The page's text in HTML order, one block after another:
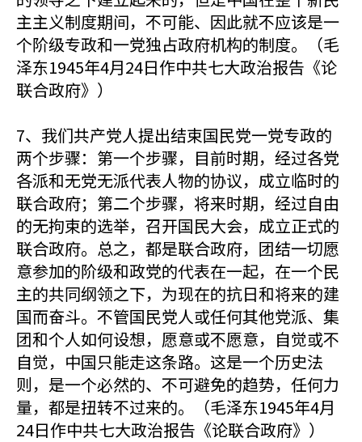
主主义制度期间，不可能、因此就不应该是一
个阶级专政和一党独占政府机构的制度。（毛
泽东1945年4月24日作中共七大政治报告《论
联合政府》）
7、我们共产党人提出结束国民党一党专政的
两个步骤：第一个步骤，目前时期，经过各党
各派和无党无派代表人物的协议，成立临时的
联合政府；第二个步骤，将来时期，经过自由
的无拘束的选举，召开国民大会，成立正式的
联合政府。总之，都是联合政府，团结一切愿
意参加的阶级和政党的代表在一起，在一个民
主的共同纲领之下，为现在的抗日和将来的建
国而奋斗。不管国民党人或任何其他党派、集
团和个人如何设想，愿意或不愿意，自觉或不
自觉，中国只能走这条路。这是一个历史法
则，是一个必然的、不可避免的趋势，任何力
量，都是扭转不过来的。（毛泽东1945年4月
24日作中共七大政治报告《论联合政府》）